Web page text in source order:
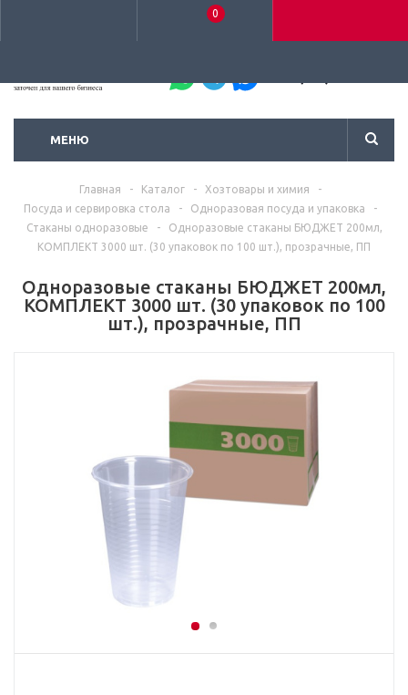
0
МЕНЮ
Главная - Каталог - Хозтовары и химия
-
Посуда и сервировка стола
- Одноразовая посуда и упаковка
-
Стаканы одноразовые
-
Одноразовые стаканы БЮДЖЕТ 200мл,
КОМПЛЕКТ 3000 шт. (30 упаковок по 100 шт.), прозрачные, ПП
Одноразовые стаканы БЮДЖЕТ 200мл,
КОМПЛЕКТ 3000 шт. (30 упаковок по 100
шт.), прозрачные, ПП